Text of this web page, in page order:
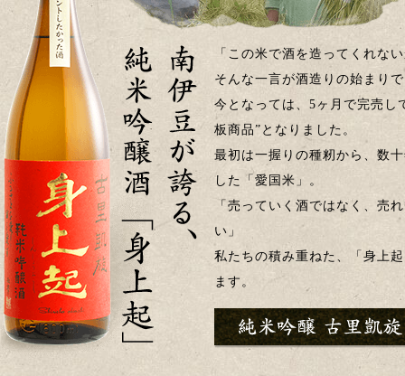
「この米で酒を造ってくれな
そんな一言が酒造りの始まり
今となっては、5ヶ月で完売し
板商品”となりました。
最初は一握りの種籾から、数
した「愛国米」。
「売っていく酒ではなく、売
い」
私たちの積み重ねた、「身上
ます。